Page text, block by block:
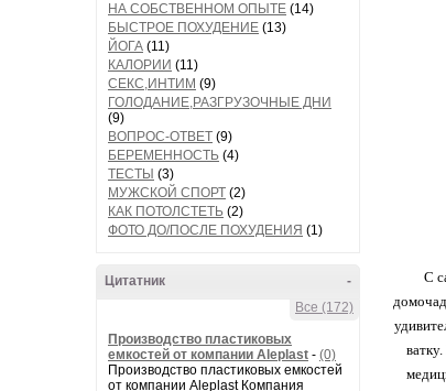
НА СОБСТВЕННОМ ОПЫТЕ (14)
БЫСТРОЕ ПОХУДЕНИЕ (13)
ЙОГА (11)
КАЛОРИИ (11)
СЕКС,ИНТИМ (9)
ГОЛОДАНИЕ,РАЗГРУЗОЧНЫЕ ДНИ
(9)
ВОПРОС-ОТВЕТ (9)
БЕРЕМЕННОСТЬ (4)
ТЕСТЫ (3)
МУЖСКОЙ СПОРТ (2)
КАК ПОТОЛСТЕТЬ (2)
ФОТО ДО/ПОСЛЕ ПОХУДЕНИЯ (1)
-
Цитатник
Все (172)
Производство пластиковых
емкостей от компании Aleplast - (0)
Производство пластиковых емкостей
от компании Aleplast Компания
С